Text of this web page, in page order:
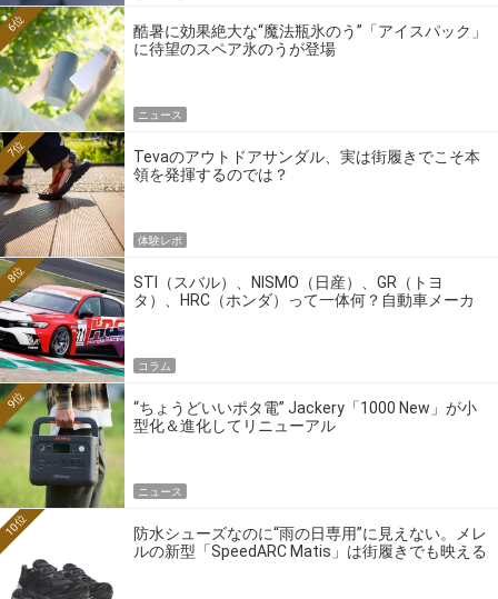
酷暑に効果絶大な“魔法瓶氷のう”「アイスパック」
に待望のスペア氷のうが登場
6位
ニュース
Tevaのアウトドアサンダル、実は街履きでこそ本
領を発揮するのでは？
7位
体験レポ
STI（スバル）、NISMO（日産）、GR（トヨ
タ）、HRC（ホンダ）って一体何？自動車メーカ
8位
コラム
“ちょうどいいポタ電” Jackery「1000 New」が小
型化＆進化してリニューアル
9位
ニュース
防水シューズなのに“雨の日専用”に見えない。メレ
ルの新型「SpeedARC Matis」は街履きでも映える
10位